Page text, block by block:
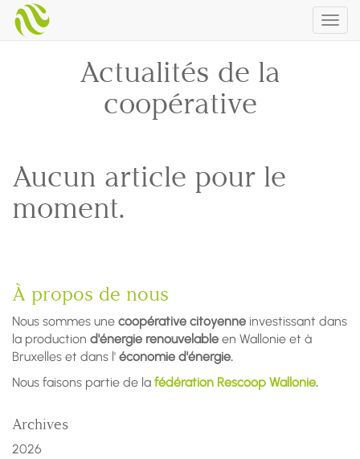
Actualités de la
coopérative
Aucun article pour le
moment.
À propos de nous
Nous sommes une coopérative citoyenne investissant dans
la production d'énergie renouvelable en Wallonie et à
Bruxelles et dans l' économie d'énergie.
Nous faisons partie de la fédération Rescoop Wallonie.
Archives
2026